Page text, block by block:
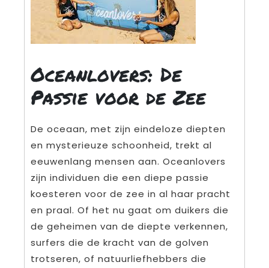
Oceanlovers: De
Passie voor de Zee
De oceaan, met zijn eindeloze diepten
en mysterieuze schoonheid, trekt al
eeuwenlang mensen aan. Oceanlovers
zijn individuen die een diepe passie
koesteren voor de zee in al haar pracht
en praal. Of het nu gaat om duikers die
de geheimen van de diepte verkennen,
surfers die de kracht van de golven
trotseren, of natuurliefhebbers die